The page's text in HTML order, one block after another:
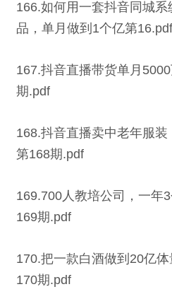
166.如何用一套抖音同城
品，单月做到1个亿第16.pdf
167.抖音直播带货单月
期.pdf
168.抖音直播卖中老年服
第168期.pdf
169.700人教培公司，一年
169期.pdf
170.把一款白酒做到20亿
170期.pdf